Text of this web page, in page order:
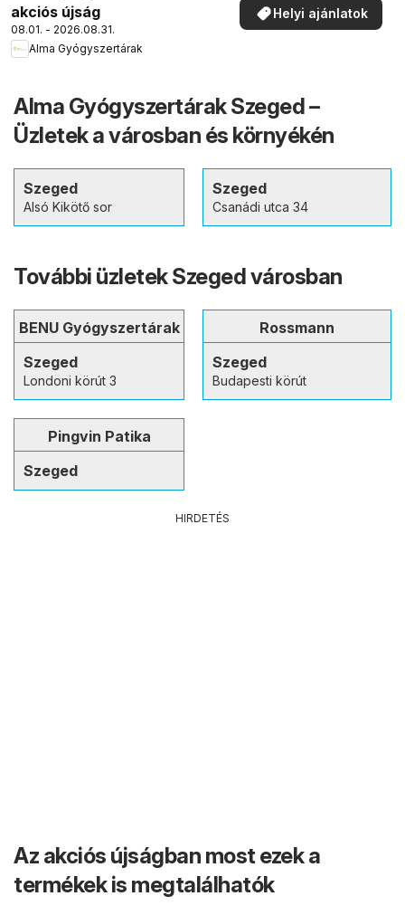
akciós újság
08.01. - 2026.08.31.
Alma Gyógyszertárak
Helyi ajánlatok
Alma Gyógyszertárak Szeged –
Üzletek a városban és környékén
Szeged
Alsó Kikötő sor
Szeged
Csanádi utca 34
További üzletek Szeged városban
BENU Gyógyszertárak
Szeged
Londoni körút 3
Rossmann
Szeged
Budapesti körút
Pingvin Patika
Szeged
HIRDETÉS
Az akciós újságban most ezek a
termékek is megtalálhatók